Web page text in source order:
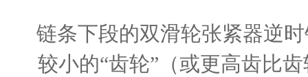
链条下段的双滑轮张紧器逆
较小的“齿轮”（或更高齿比